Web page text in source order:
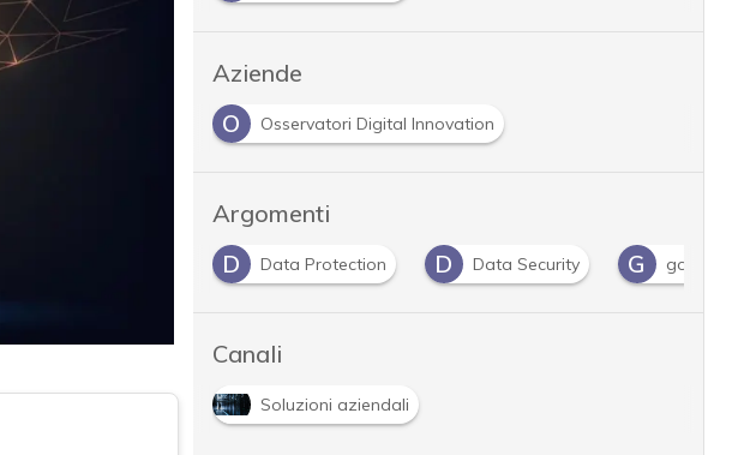
Aziende
O
Osservatori Digital Innovation
Argomenti
D Data Protection D Data Security G
Canali
Soluzioni aziendali